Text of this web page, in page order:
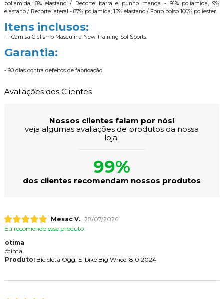
poliamida, 8% elastano / Recorte barra e punho manga - 91% poliamida, 9%
elastano / Recorte lateral - 87% poliamida, 13% elastano / Forro bolso 100% poliester.
Itens inclusos:
- 1 Camisa Ciclismo Masculina New Training Sol Sports.
Garantia:
- 90 dias contra defeitos de fabricação.
Avaliações dos Clientes
Nossos clientes falam por nós!
veja algumas avaliações de produtos da nossa
loja.
99%
dos clientes recomendam nossos produtos
Mesac V. 28/07/2026
Eu recomendo esse produto.
otima
ótima
Produto:Bicicleta Oggi E-bike Big Wheel 8.0 2024